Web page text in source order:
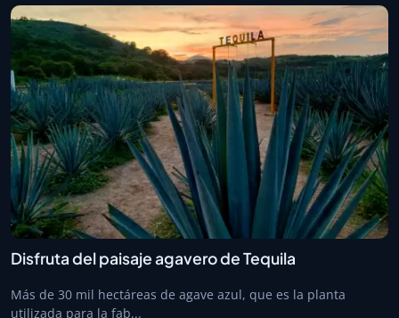
Disfruta del paisaje agavero de Tequila
Más de 30 mil hectáreas de agave azul, que es la planta
utilizada para la fab...